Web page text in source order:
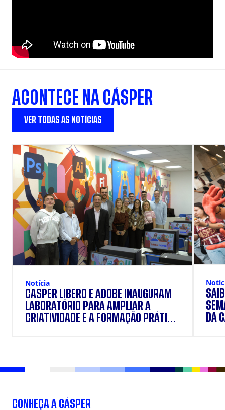
ACONTECE NA CÁSPER
VER TODAS AS NOTÍCIAS
Notícia
CÁSPER LÍBERO E ADOBE INAUGURAM
LABORATÓRIO PARA AMPLIAR A
CRIATIVIDADE E A FORMAÇÃO PRÁTICA
DA
CONHEÇA A CÁSPER